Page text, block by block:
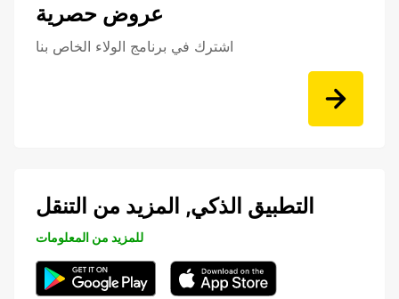
عروض حصرية
اشترك في برنامج الولاء الخاص بنا
التطبيق الذكي, المزيد من التنقل
للمزيد من المعلومات